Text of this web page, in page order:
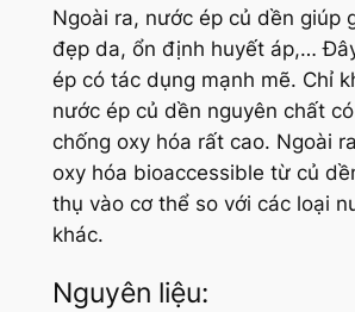
Ngoài ra, nước ép củ dền giúp
đẹp da, ổn định huyết áp,…
ép có tác dụng mạnh mẽ. Chỉ
nước ép củ dền nguyên chất
chống oxy hóa rất cao. Ngoài
oxy hóa bioaccessible từ củ
thụ vào cơ thể so với các loại
khác.
Nguyên liệu: